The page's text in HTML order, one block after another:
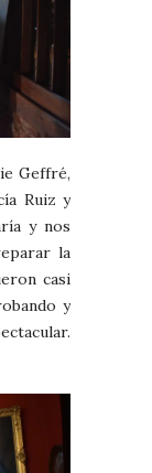
Geffré,
Ruiz y
y nos
la
casi
y